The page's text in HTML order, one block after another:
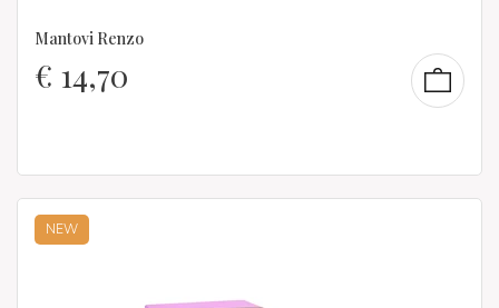
Mantovi Renzo
€ 14,70
NEW